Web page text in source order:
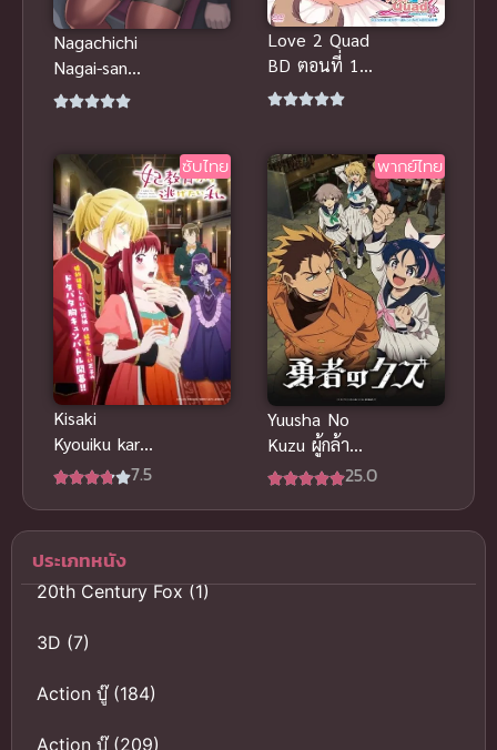
Nagachichi
Nagai-san
The
ด้วยความกังวล
เกี่ยวกับรูปร่า
งอวบๆ
Love 2 Quad
BD ตอนที่ 1-
3 ซับไทย
พระนางที่จิก
กัดกันตลอด
สรุปก่อ
ซับไทย
Kisaki
Kyouiku kara
Nigetai
หญิง
7.5
พากย์ไทย
Yuusha No
Kuzu ผู้กล้า
สวะ ซับไทย25.0
ประเภทหนัง
20th Century Fox(1)
3D (7)
Action บู๊(184)
Action บู๊(209)